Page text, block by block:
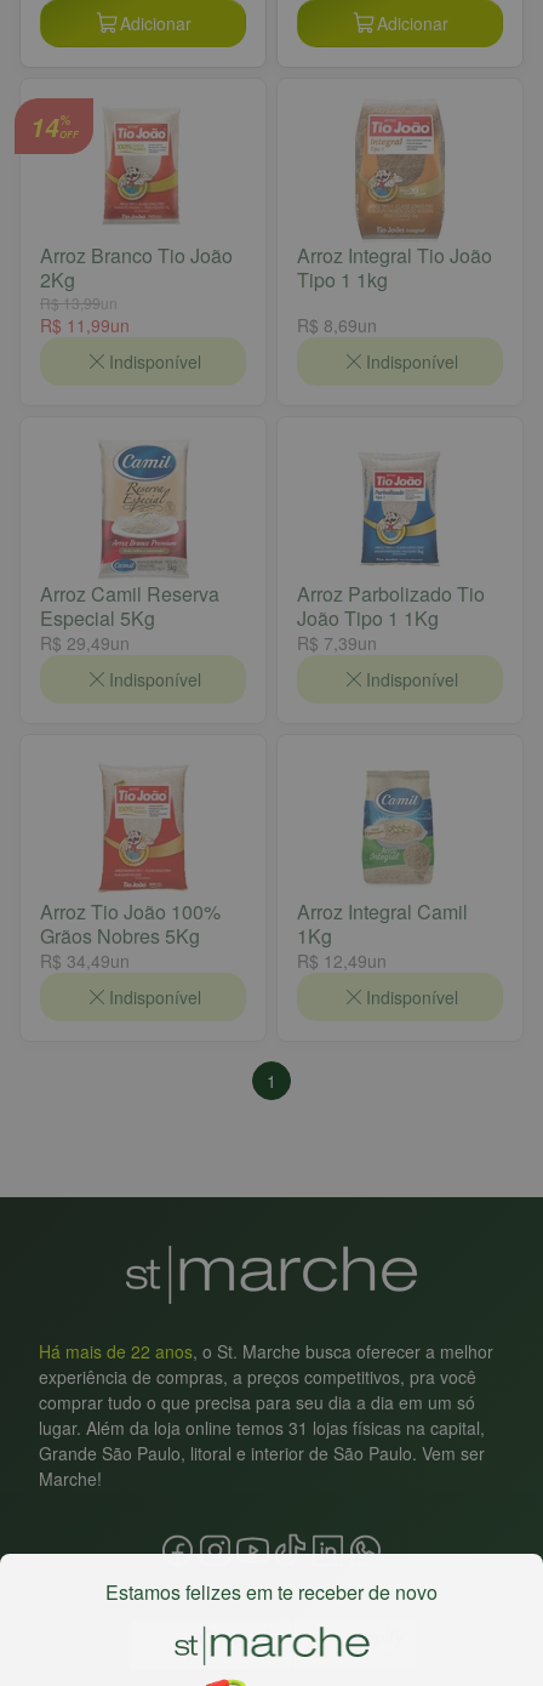
Adicionar
Adicionar
14%
OFF
Arroz Branco Tio João
2Kg
R$ 13,99un
R$ 11,99un
Indisponível
Arroz Integral Tio João
Tipo 1 1kg
R$ 8,69un
Indisponível
Arroz Camil Reserva
Especial 5Kg
R$ 29,49un
Indisponível
Arroz Parbolizado Tio
João Tipo 1 1Kg
R$ 7,39un
Indisponível
Arroz Tio João 100%
Grãos Nobres 5Kg
R$ 34,49un
Indisponível
Arroz Integral Camil
1Kg
R$ 12,49un
Indisponível
1
Há mais de 22 anos, o St. Marche busca oferecer a melhor
experiência de compras, a preços competitivos, pra você
comprar tudo o que precisa para seu dia a dia em um só
lugar. Além da loja online temos 31 lojas físicas na capital,
Grande São Paulo, litoral e interior de São Paulo. Vem ser
Marche!
Estamos felizes em te receber de novo